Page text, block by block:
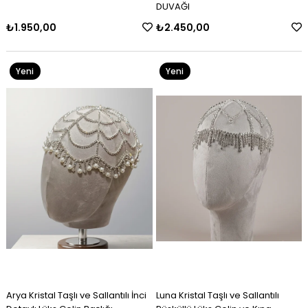
₺2.450,00 ₺4.750,00
Arya Kristal Taşlı ve Sallantılı İnci
Yeni
Ürün
Luna Kristal Taşlı ve Sallantılı
Yeni